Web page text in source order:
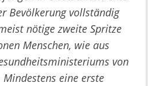
Bevölkerung vollständig
nötige zweite Spritze
Menschen, wie aus
von
eine erste